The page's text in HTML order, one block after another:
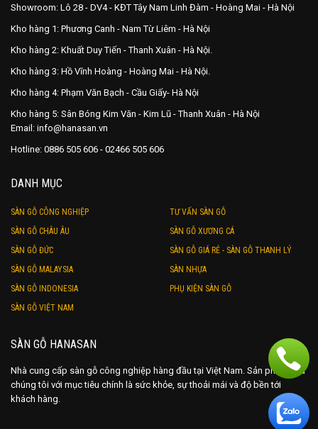
Showroom: Lô 28 - DV4 - KĐT Tây Nam Linh Đàm - Hoàng Mai - Hà Nội
Kho hàng 1: Phương Canh - Nam Từ Liêm - Hà Nội
Kho hàng 2: Khuất Duy Tiến - Thanh Xuân - Hà Nội.
Kho hàng 3: Hồ Vĩnh Hoàng - Hoàng Mai - Hà Nội.
Kho hàng 4: Phạm Văn Bạch - Cầu Giấy- Hà Nội
Kho hàng 5: Sân Bóng Kim Văn - Kim Lũ - Thanh Xuân - Hà Nội
Email: info@hanasan.vn
Hotline: 0886 505 606 - 02466 505 606
DANH MỤC
SÀN GỖ CÔNG NGHIỆP
SÀN GỖ CHÂU ÂU
SÀN GỖ ĐỨC
SÀN GỖ MALAYSIA
SÀN GỖ INDONESIA
SÀN GỖ VIỆT NAM
TƯ VẤN SÀN GỖ
SÀN GỖ XƯƠNG CÁ
SÀN GỖ GIÁ RẺ - SÀN GỖ THANH LÝ
SÀN NHỰA
PHỤ KIỆN SÀN GỖ
SÀN GỖ HANASAN
Nhà cung cấp sàn gỗ công nghiệp hàng đầu tại Việt Nam. Sản phẩm của
chúng tôi với mục tiêu chính là sức khỏe, sự thoải mái và độ bền tới
khách hàng.